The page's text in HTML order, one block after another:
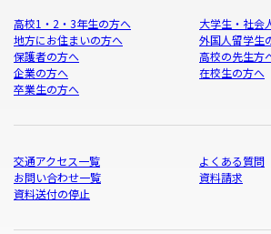
高校1・2・3年生の方へ
大学生・社会
地方にお住まいの方へ
外国人留学生
保護者の方へ
高校の先生方
企業の方へ
在校生の方へ
卒業生の方へ
交通アクセス一覧
よくある質問
お問い合わせ一覧
資料請求
資料送付の停止